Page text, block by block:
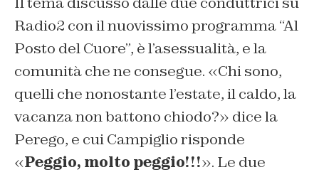
Radio2 con il nuovissimo programma “Al
Posto del Cuore”, è l’asessualità, e la
comunità che ne consegue. «Chi sono,
quelli che nonostante l’estate, il caldo, la
vacanza non battono chiodo?» dice la
Perego, e cui Campiglio risponde
«Peggio, molto peggio!!!». Le due